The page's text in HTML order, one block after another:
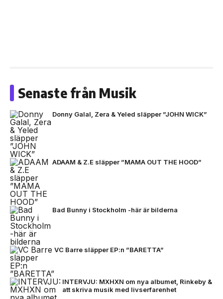
Senaste från Musik
Donny Galal, Zera & Yeled släpper ”JOHN WICK”
ADAAM & Z.E släpper ”MAMA OUT THE HOOD”
Bad Bunny i Stockholm -här är bilderna
VC Barre släpper EP:n ”BARETTA”
INTERVJU: MXHXN om nya albumet, Rinkeby &
att skriva musik med livserfarenhet